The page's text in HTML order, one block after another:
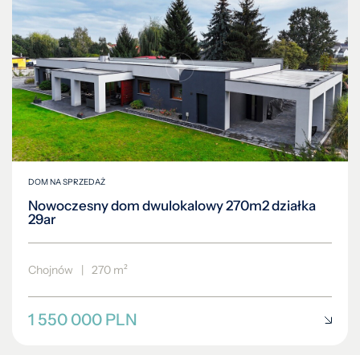
DOM NA SPRZEDAŻ
Nowoczesny dom dwulokalowy 270m2 działka
29ar
Chojnów 270 m²
1 550 000 PLN